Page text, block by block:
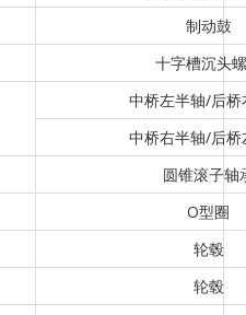
制动鼓
十字槽沉头
中桥左半轴/后桥
中桥右半轴/后桥
圆锥滚子轴
O型圈
轮毂
轮毂